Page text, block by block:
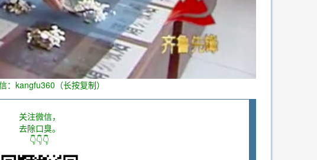
：kangfu360（长按复制）
关注微信，
去除口臭。
👇👇👇